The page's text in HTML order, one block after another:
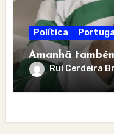
Política Portugal
Amanhã
Rui Cerdeira